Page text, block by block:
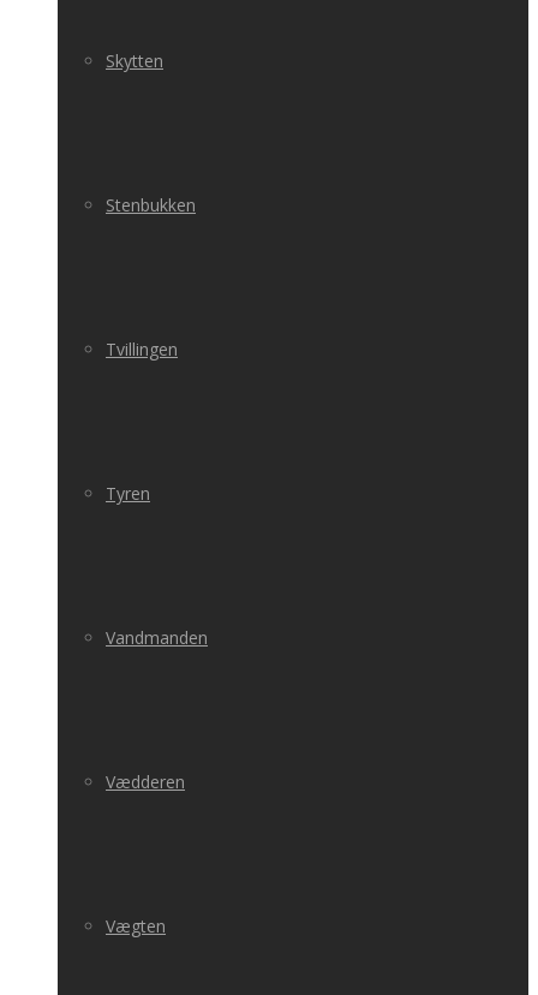
Skytten
Stenbukken
Tvillingen
Tyren
Vandmanden
Vædderen
Vægten